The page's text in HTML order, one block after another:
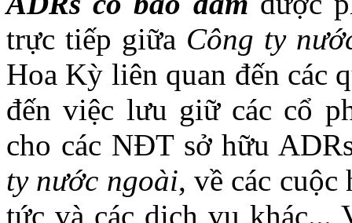
trực tiếp giữa Công ty
Hoa Kỳ liên quan đến các
đến việc lưu giữ các cổ
cho các NĐT sở hữu
ty nước ngoài, về các
tức và các dịch vụ khác...